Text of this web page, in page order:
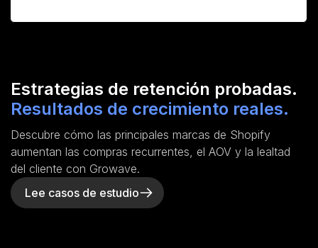
Estrategias de retención probadas.
Resultados de crecimiento reales.
Descubre cómo las principales marcas de Shopify
aumentan las compras recurrentes, el AOV y la lealtad
del cliente con Growave.
Lee casos de estudio